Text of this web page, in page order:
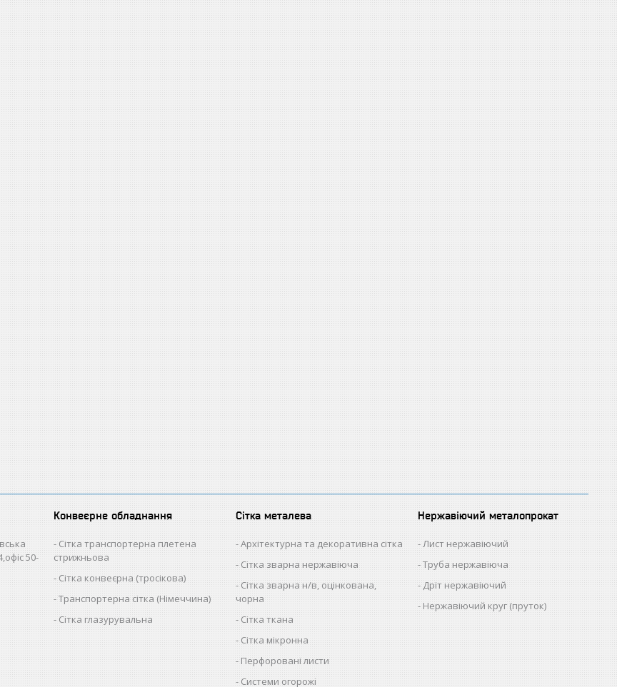
50-
Конвеєрне обладнання
Сітка транспортерна плетена
стрижньова
Сітка конвеєрна (тросікова)
Транспортерна сітка (Німеччина)
Сітка глазурувальна
Сітка металева
Архітектурна та декоративна сітка
Сітка зварна нержавіюча
Сітка зварна н/в, оцінкована,
чорна
Сітка ткана
Сітка мікронна
Перфоровані листи
Системи огорожі
Нержавіючий металопрокат
Лист нержавіючий
Труба нержавіюча
Дріт нержавіючий
Нержавіючий круг (пруток)